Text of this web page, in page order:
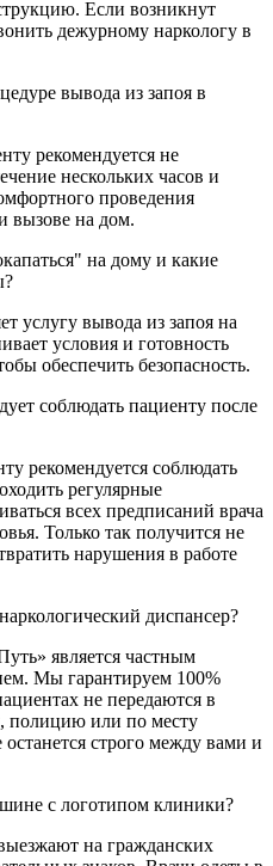
Если возникнут
дежурному наркологу в
вывода из запоя в
рекомендуется не
нескольких часов и
проведения
вызове на дом.
на дому и какие
услугу вывода из запоя на
условия и готовность
обеспечить безопасность.
соблюдать пациенту после
рекомендуется соблюдать
регулярные
всех предписаний врача
Только так получится не
нарушения в работе
диспансер?
является частным
Мы гарантируем 100%
не передаются в
полицию или по месту
строго между вами и
с логотипом клиники?
на гражданских